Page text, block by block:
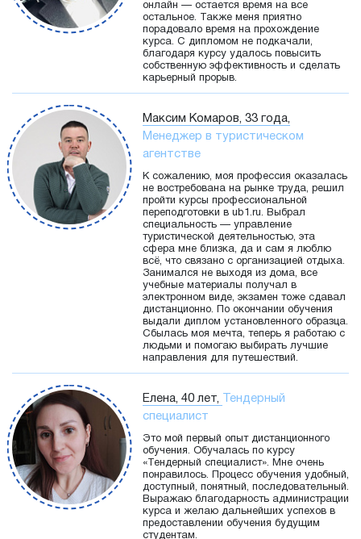
онлайн — остается время на все
остальное. Также меня приятно
порадовало время на прохождение
курса. С дипломом не подкачали,
благодаря курсу удалось повысить
собственную эффективность и сделать
карьерный прорыв.
Максим Комаров, 33 года,
Менеджер в туристическом
агентстве
К сожалению, моя профессия оказалась
не востребована на рынке труда, решил
пройти курсы профессиональной
переподготовки в ub1.ru. Выбрал
специальность — управление
туристической деятельностью, эта
сфера мне близка, да и сам я люблю
всё, что связано с организацией отдыха.
Занимался не выходя из дома, все
учебные материалы получал в
электронном виде, экзамен тоже сдавал
дистанционно. По окончании обучения
выдали диплом установленного образца.
Сбылась моя мечта, теперь я работаю с
людьми и помогаю выбирать лучшие
направления для путешествий.
Елена, 40 лет,
Тендерный
специалист
Это мой первый опыт дистанционного
обучения. Обучалась по курсу
«Тендерный специалист». Мне очень
понравилось. Процесс обучения удобный,
доступный, понятный, последовательный.
Выражаю благодарность администрации
курса и желаю дальнейших успехов в
предоставлении обучения будущим
студентам.